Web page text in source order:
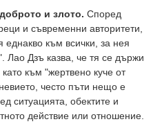
и злото. Според
и съвременни авторитети,
еднакво към всички, за нея
Лао Дзъ казва, че тя се държи
към "жертвено куче от
често пъти нещо е
ситуацията, обектите и
действие или отношение.